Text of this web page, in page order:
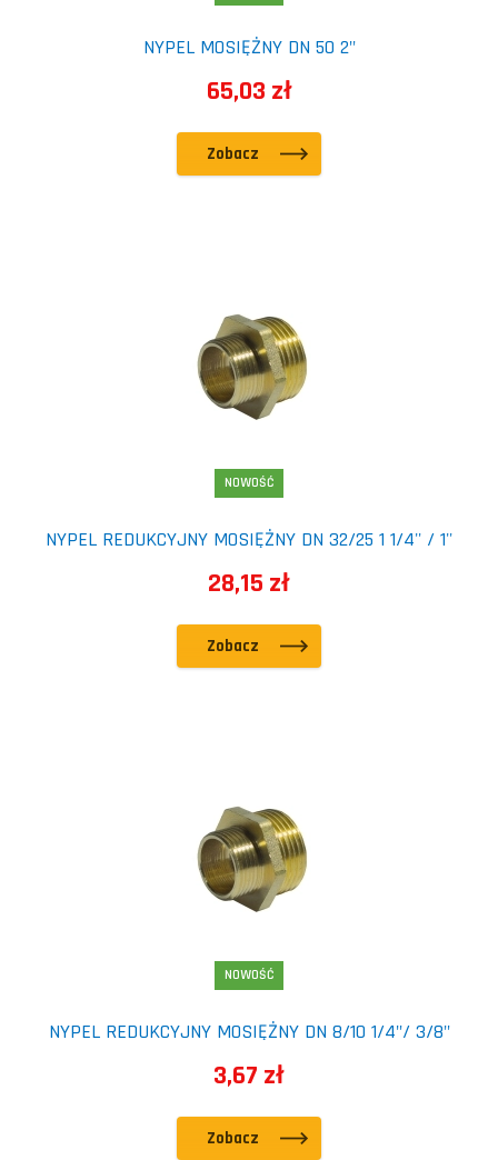
NYPEL MOSIĘŻNY DN 50 2"
65,03 zł
Zobacz
NOWOŚĆ
NYPEL REDUKCYJNY MOSIĘŻNY DN 32/25 1 1/4'' / 1''
28,15 zł
Zobacz
NOWOŚĆ
NYPEL REDUKCYJNY MOSIĘŻNY DN 8/10 1/4"/ 3/8"
3,67 zł
Zobacz